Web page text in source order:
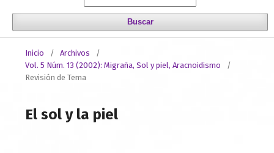
Buscar
Inicio / Archivos
/
Vol. 5 Núm. 13 (2002): Migraña, Sol y piel, Aracnoidismo
/
Revisión de Tema
El sol y la piel